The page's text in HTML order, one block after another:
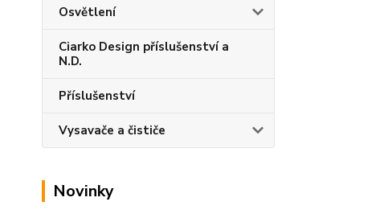
Osvětlení
Ciarko Design příslušenství a
N.D.
Příslušenství
Vysavače a čističe
Novinky